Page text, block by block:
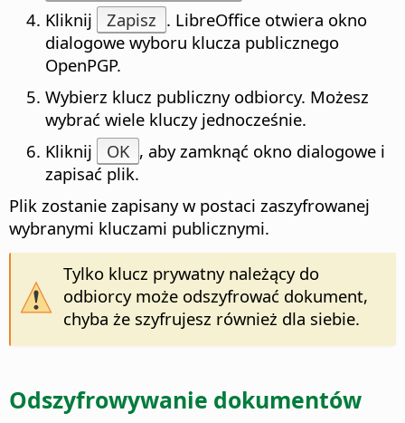
Kliknij
Zapisz . LibreOffice otwiera okno
dialogowe wyboru klucza publicznego
OpenPGP.
Wybierz klucz publiczny odbiorcy. Możesz
wybrać wiele kluczy jednocześnie.
Kliknij
OK , aby zamknąć okno dialogowe i
zapisać plik.
Plik zostanie zapisany w postaci zaszyfrowanej
wybranymi kluczami publicznymi.
Tylko klucz prywatny należący do
odbiorcy może odszyfrować dokument,
chyba że szyfrujesz również dla siebie.
Odszyfrowywanie dokumentów